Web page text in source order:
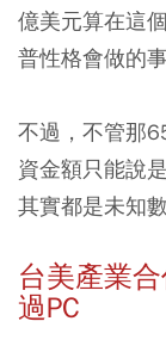
億美元算在這
普性格會做的事
不過，不管那
資金額只能說
其實都是未知
台美產業
過PC